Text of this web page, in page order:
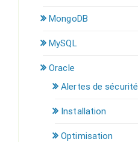
MongoDB
MySQL
Oracle
Alertes de sécurité
Installation
Optimisation